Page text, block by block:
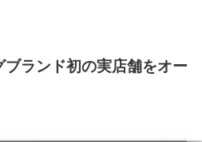
ランド初の実店舗をオー